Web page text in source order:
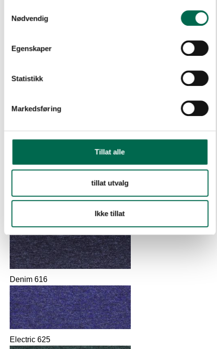
Nødvendig
Egenskaper
Statistikk
Markedsføring
Tillat alle
tillat utvalg
Ikke tillat
Denim 616
Electric 625